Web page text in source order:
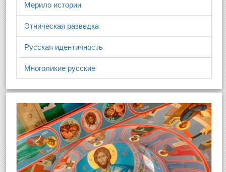
Мерило истории
Этническая разведка
Русская идентичность
Многоликие русские